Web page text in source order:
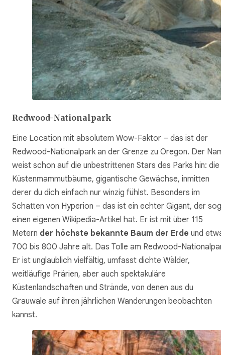
Redwood-Nationalpark
Eine Location mit absolutem Wow-Faktor – das ist der
Redwood-Nationalpark an der Grenze zu Oregon. Der
weist schon auf die unbestrittenen Stars des Parks hin: die
Küstenmammutbäume, gigantische Gewächse, inmitten
derer du dich einfach nur winzig fühlst. Besonders im
Schatten von Hyperion – das ist ein echter Gigant, der
einen eigenen Wikipedia-Artikel hat. Er ist mit über 115
Metern der höchste bekannte Baum der Erde und etwa
700 bis 800 Jahre alt. Das Tolle am Redwood-
Er ist unglaublich vielfältig, umfasst dichte Wälder,
weitläufige Prärien, aber auch spektakuläre
Küstenlandschaften und Strände, von denen aus du
Grauwale auf ihren jährlichen Wanderungen beobachten
kannst.